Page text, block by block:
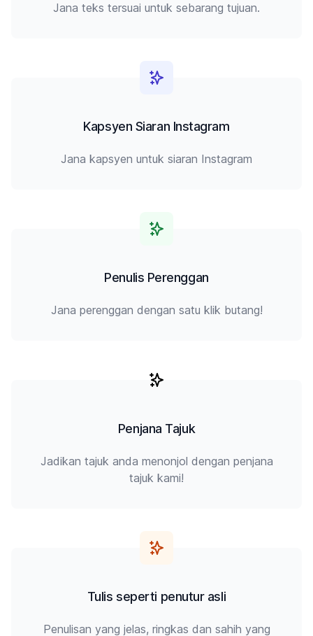
Jana teks tersuai untuk sebarang tujuan.
Kapsyen Siaran Instagram
Jana kapsyen untuk siaran Instagram
Penulis Perenggan
Jana perenggan dengan satu klik butang!
Penjana Tajuk
Jadikan tajuk anda menonjol dengan penjana
tajuk kami!
Tulis seperti penutur asli
Penulisan yang jelas, ringkas dan sahih yang